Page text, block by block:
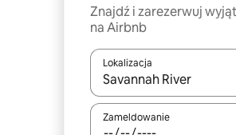
Znajdź i zarezerwuj
na Airbnb
Lokalizacja
Gdy wyniki będą
Zameldowanie